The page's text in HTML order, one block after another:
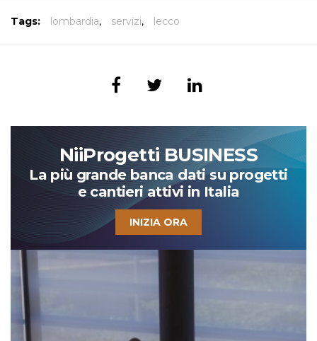
Tags: lombardia, servizi, lecco
NiiProgetti BUSINESS
La più grande banca dati su progetti
e cantieri attivi in Italia
INIZIA ORA